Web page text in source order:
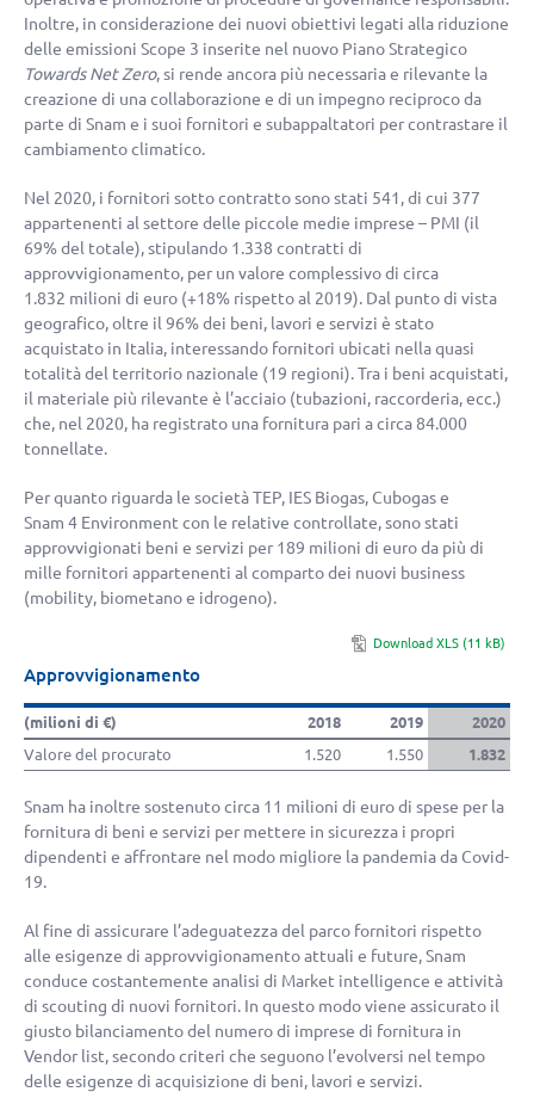
Inoltre, in considerazione dei nuovi obiettivi legati alla riduzione
delle emissioni Scope 3 inserite nel nuovo Piano Strategico
Towards Net Zero, si rende ancora più necessaria e rilevante la
creazione di una collaborazione e di un impegno reciproco da
parte di Snam e i suoi fornitori e subappaltatori per contrastare il
cambiamento climatico.
Nel 2020, i fornitori sotto contratto sono stati 541, di cui 377
appartenenti al settore delle piccole medie imprese – PMI (il
69% del totale), stipulando 1.338 contratti di
approvvigionamento, per un valore complessivo di circa
1.832 milioni di euro (+18% rispetto al 2019). Dal punto di vista
geografico, oltre il 96% dei beni, lavori e servizi è stato
acquistato in Italia, interessando fornitori ubicati nella quasi
totalità del territorio nazionale (19 regioni). Tra i beni acquistati,
il materiale più rilevante è l’acciaio (tubazioni, raccorderia, ecc.)
che, nel 2020, ha registrato una fornitura pari a circa 84.000
tonnellate.
Per quanto riguarda le società TEP, IES Biogas, Cubogas e
Snam 4 Environment con le relative controllate, sono stati
approvvigionati beni e servizi per 189 milioni di euroda più di
mille fornitori appartenenti al comparto dei nuovi business
(mobility, biometano e idrogeno).
Download XLS (11 kB)
Approvvigionamento
(milioni di €) 2018 2019
2020
Valore del procurato
1.520 1.550 1.832
Snam ha inoltre sostenuto circa 11 milioni di eurodi spese per la
fornitura di beni e servizi per mettere in sicurezza i propri
dipendenti e affrontare nel modo migliore la pandemia da Covid-
19.
Al fine di assicurare l’adeguatezza del parco fornitori rispetto
alle esigenze di approvvigionamento attuali e future, Snam
conduce costantemente analisi di Market intelligence e attività
di scouting di nuovi fornitori. In questo modo viene assicurato il
giusto bilanciamento del numero di imprese di fornitura in
Vendor list, secondo criteri che seguono l’evolversi nel tempo
delle esigenze di acquisizione di beni, lavori e servizi.